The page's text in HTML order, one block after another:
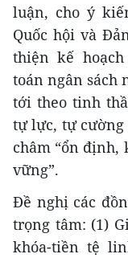
luận, cho ý
Quốc hội và
thiện kế
toán ngân sách
tới theo tinh
tự lực, tự
châm “ổn định,
vững”.
Đề nghị các
trọng tâm: (1)
khóa-tiền tệ